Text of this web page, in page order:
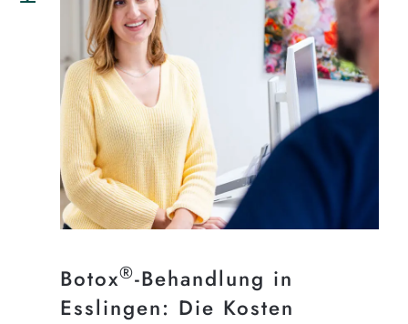
Botox®-Behandlung in
Esslingen: Die Kosten